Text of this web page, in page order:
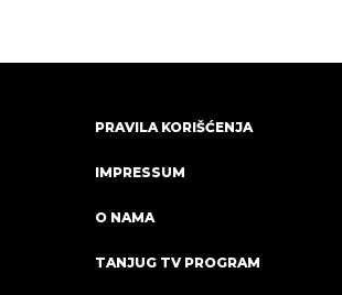
PRAVILA KORIŠĆENJA
IMPRESSUM
O NAMA
TANJUG TV PROGRAM